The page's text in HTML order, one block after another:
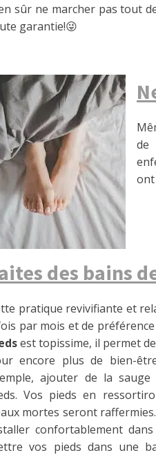
sûr ne marcher pas tout
garantie!😜
de
ont
des bains
pratique revivifiante et
par mois et de
est topissime, il permet
encore plus de bien-
ajouter de la
Vos pieds en
mortes seront
confortablement
vos pieds dans une